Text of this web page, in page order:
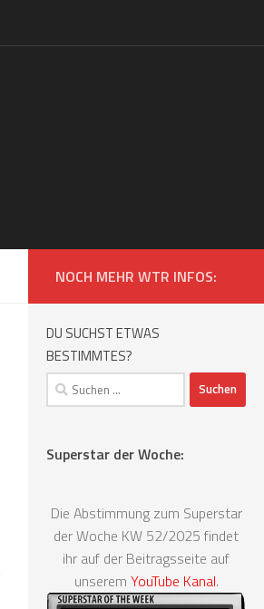
NOCH MEHR WTR INFOS:
DU SUCHST ETWAS
BESTIMMTES?
Suchen
nach:
Superstar der Woche:
Die Abstimmung zum Superstar
der Woche KW 52/2025 findet
ihr auf der Beitragsseite auf
unserem YouTube Kanal.